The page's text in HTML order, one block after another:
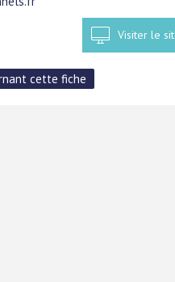
Visiter le